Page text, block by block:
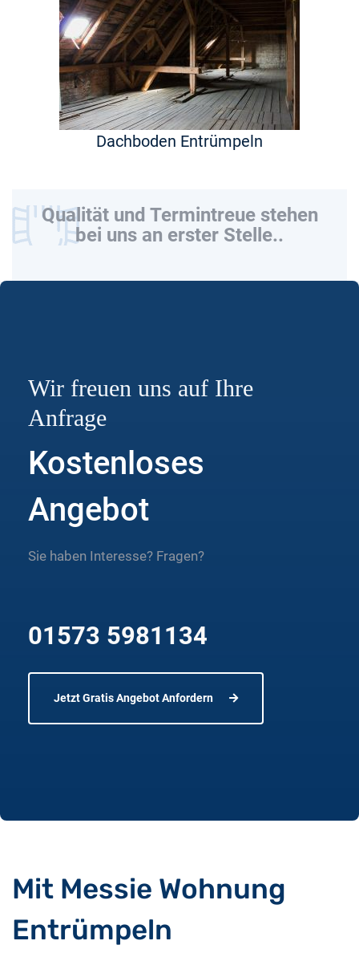
Dachboden Entrümpeln
Qualität und Termintreue stehen
bei uns an erster Stelle..
Wir freuen uns auf Ihre
Anfrage
Kostenloses
Angebot
Sie haben Interesse? Fragen?
01573 5981134
Jetzt Gratis Angebot Anfordern
Mit Messie Wohnung
Entrümpeln